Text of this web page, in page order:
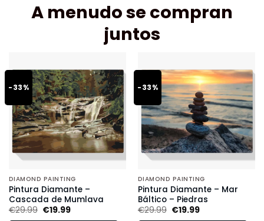
A menudo se compran
juntos
-33%
DIAMOND PAINTING
Pintura Diamante –
Cascada de Mumlava
€29.99 €19.99
-33%
DIAMOND PAINTING
Pintura Diamante – Mar
Báltico – Piedras
€29.99 €19.99